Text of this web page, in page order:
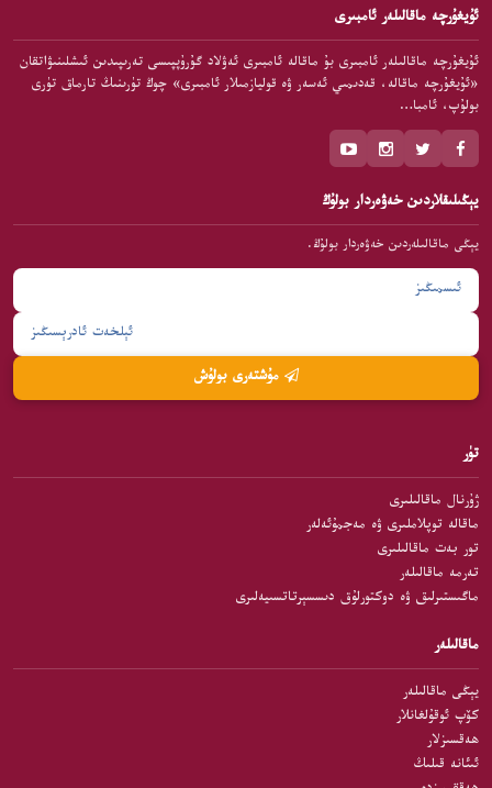
ئۇيغۇرچە ماقالىلەر ئامبىرى
ئۇيغۇرچە ماقالىلەر ئامبىرى بۇ ماقالە ئامبىرى ئەۋلاد گۇرۇپپىسى تەرىپىدىن ئىشلىنىۋاتقان
«ئۇيغۇرچە ماقالە، قەدىمىي ئەسەر ۋە قوليازمىلار ئامبىرى» چوڭ تۈرىنىڭ تارماق تۈرى
بولۇپ، ئامبا…
يېڭىلىقلاردىن خەۋەردار بولۇڭ
يېڭى ماقالىلەردىن خەۋەردار بولۇڭ.
تۈر
ژۇرنال ماقالىلىرى
ماقالە توپلاملىرى ۋە مەجمۇئەلەر
تور بەت ماقالىلىرى
تەرمە ماقالىلەر
ماگىستىرلىق ۋە دوكتورلۇق دىسسېرتاتسىيەلىرى
ماقالىلەر
يېڭى ماقالىلەر
كۆپ ئوقۇلغانلار
ھەقسىزلار
ئىئانە قىلىڭ